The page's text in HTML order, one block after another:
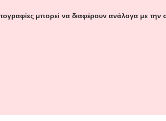
μπορεί να διαφέρουν ανάλογα με